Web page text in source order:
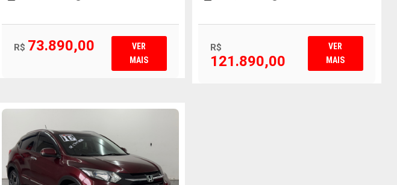
R$ 73.890,00
VER
MAIS
R$
121.890,00
VER
MAIS